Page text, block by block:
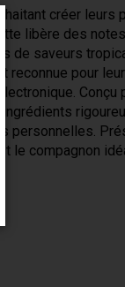
créer leurs
libère des
de saveurs
reconnue pour
Conçu
personnelles.
le compagnon